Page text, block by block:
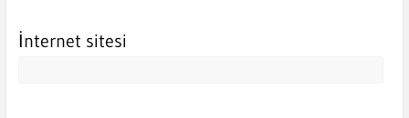
İnternet sitesi